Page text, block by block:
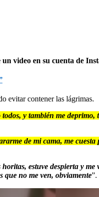
video en su cuenta de
evitar contener las lágrimas.
y también me deprimo,
de mi cama, me
estuve despierta y
que no me ven, obviamente”.